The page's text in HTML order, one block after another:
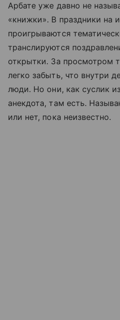
Арбате уже давно не
«книжки». В праздники на
проигрываются
транслируются
открытки. За просмотром
легко забыть, что внутри
люди. Но они, как суслик
анекдота, там есть.
или нет, пока неизвестно.